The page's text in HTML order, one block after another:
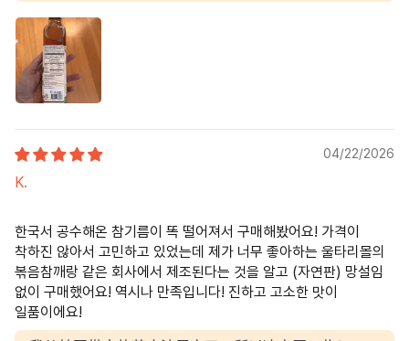
04/22/2026
K.
한국서 공수해온 참기름이 똑 떨어져서 구매해봤어요! 가격이
착하진 않아서 고민하고 있었는데 제가 너무 좋아하는 울타리몰의
볶음참깨랑 같은 회사에서 제조된다는 것을 알고 (자연판) 망설임
없이 구매했어요! 역시나 만족입니다! 진하고 고소한 맛이
일품이에요!